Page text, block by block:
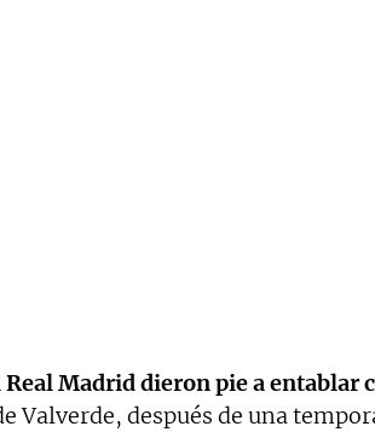
Madrid dieron pie a entablar
Valverde, después de una